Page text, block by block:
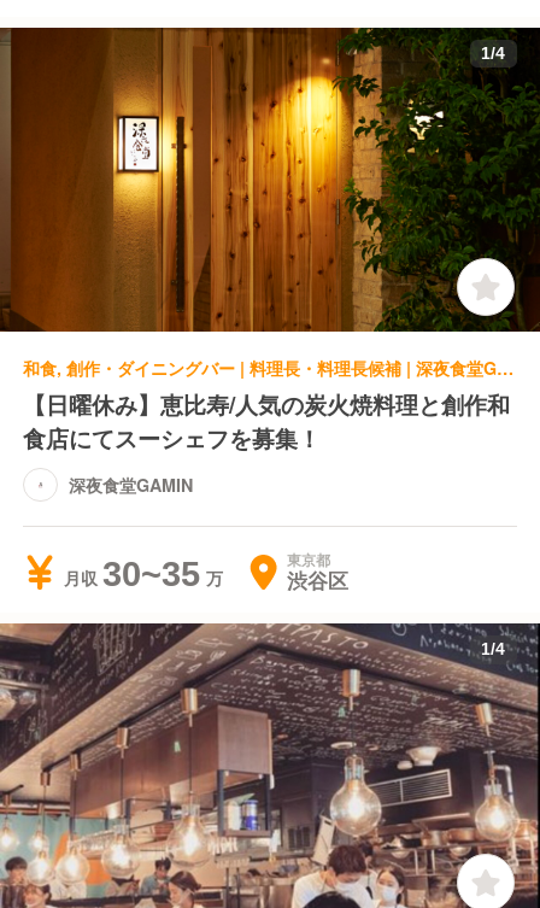
1/4
和食, 創作・ダイニングバー | 料理長・料理長候補 | 深夜食堂GAMIN
【日曜休み】恵比寿/人気の炭火焼料理と創作和
食店にてスーシェフを募集！
深夜食堂GAMIN
月収 30~35 東京都
渋谷区
1/4